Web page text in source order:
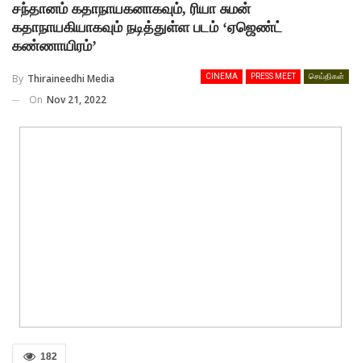
சந்தானம் கதாநாயகனாகவும், ரியா சுமன்
கதாநாயகியாகவும் நடித்துள்ள படம் ‘ஏஜெண்ட்
கண்ணாயிரம்’
CINEMA PRESS MEET செய்திகள்
By Thiraineedhi Media
On Nov 21, 2022
182